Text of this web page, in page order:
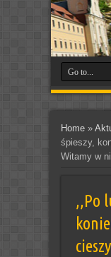
Home»
śpieszy,
Witamy w
,,Po